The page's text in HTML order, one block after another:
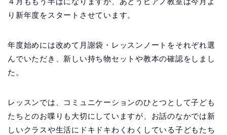
り新年度をスタートさせています。
年度始めには改めて月謝袋・レッスンノートをそれぞれ選
んでいただき、新しい持ち物セットや教本の確認をしまし
た。
レッスンでは、コミュニケーションのひとつとして子ども
たちとのお喋りも大切にしていますが、お話のなかでは新
しいクラスや生活にドキドキわくわくしている子どもたち